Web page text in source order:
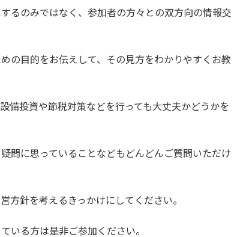
るのみではなく、参加者の方々との双方向の情報交
の目的をお伝えして、その見方をわかりやすくお教
備投資や節税対策などを行っても大丈夫かどうかを
問に思っていることなどもどんどんご質問いただけ
方針を考えるきっかけにしてください。
いる方は是非ご参加ください。